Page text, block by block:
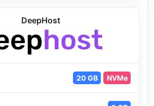
DeepHost
20 GB NVMe